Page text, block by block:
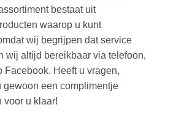
bestaat uit
waarop u kunt
wij begrijpen dat service
wij altijd bereikbaar via telefoon,
Facebook. Heeft u vragen,
gewoon een complimentje
voor u klaar!